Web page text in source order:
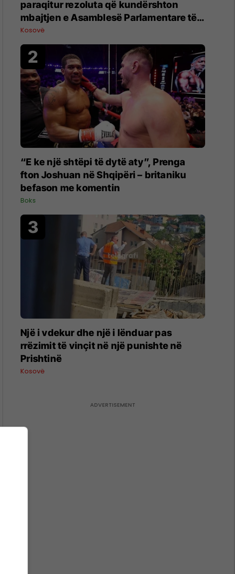
paraqitur rezoluta që kundërshton
mbajtjen e Asamblesë Parlamentare të
OSBE-së në Beograd
Kosovë
“E ke një shtëpi të dytë aty”, Prenga
fton Joshuan në Shqipëri – britaniku
befason me komentin
Boks
Një i vdekur dhe një i lënduar pas
rrëzimit të vinçit në një punishte në
Prishtinë
Kosovë